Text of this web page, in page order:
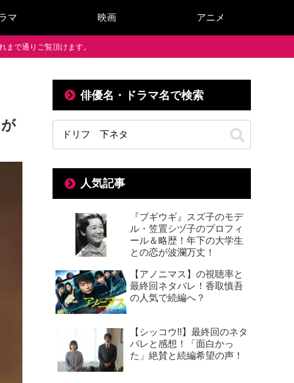
マ 映画 アニメ
で通りご覧頂けます。
俳優名・ドラマ名で検索
人気記事
『ブギウギ』スズ子のモデ
ル・笠置シヅ子のプロフィ
ール＆略歴！年下の大学生
との恋が波瀾万丈！
【アノニマス】の視聴率と
最終回ネタバレ！香取慎吾
の人気で続編へ？
【シッコウ!!】最終回のネタ
バレと感想！「面白かっ
た」絶賛と続編希望の声！